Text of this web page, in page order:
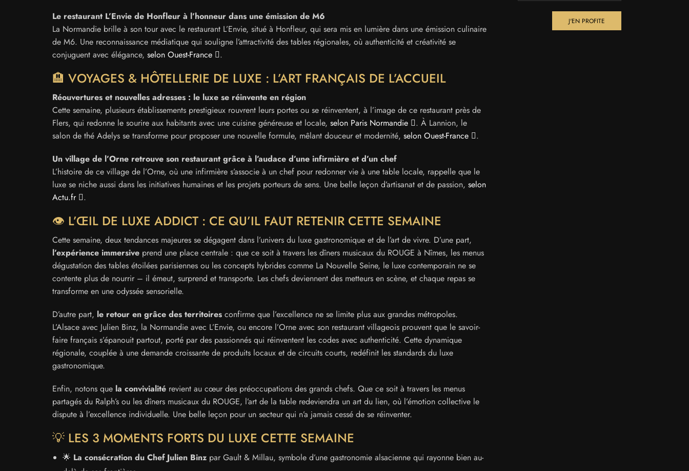
Le restaurant L’Envie de Honfleur à l’honneur dans une émission de M6
La Normandie brille à son tour avec le restaurant L’Envie, situé à Honfleur, qui sera mis en lumière dans une émission culinaire
de M6. Une reconnaissance médiatique qui souligne l’attractivité des tables régionales, où authenticité et créativité se
conjuguent avec élégance, selon Ouest-France .
🏨 VOYAGES & HÔTELLERIE DE LUXE : L’ART FRANÇAIS DE L’ACCUEIL
Réouvertures et nouvelles adresses : le luxe se réinvente en région
Cette semaine, plusieurs établissements prestigieux rouvrent leurs portes ou se réinventent, à l’image de ce restaurant près de
Flers, qui redonne le sourire aux habitants avec une cuisine généreuse et locale, selon Paris Normandie
. À Lannion, le
salon de thé Adelys se transforme pour proposer une nouvelle formule, mêlant douceur et modernité, selon Ouest-France
.
Un village de l’Orne retrouve son restaurant grâce à l’audace d’une infirmière et d’un chef
L’histoire de ce village de l’Orne, où une infirmière s’associe à un chef pour redonner vie à une table locale, rappelle que le
luxe se niche aussi dans les initiatives humaines et les projets porteurs de sens. Une belle leçon d’artisanat et de passion, selon
Actu.fr
.
👁️ L’ŒIL DE LUXE ADDICT : CE QU’IL FAUT RETENIR CETTE SEMAINE
Cette semaine, deux tendances majeures se dégagent dans l’univers du luxe gastronomique et de l’art de vivre. D’une part,
l’expérience immersive prend une place centrale : que ce soit à travers les dîners musicaux du ROUGE à Nîmes, les menus
dégustation des tables étoilées parisiennes ou les concepts hybrides comme La Nouvelle Seine, le luxe contemporain ne se
contente plus de nourrir – il émeut, surprend et transporte. Les chefs deviennent des metteurs en scène, et chaque repas se
transforme en une odyssée sensorielle.
D’autre part, le retour en grâce des territoires confirme que l’excellence ne se limite plus aux grandes métropoles.
L’Alsace avec Julien Binz, la Normandie avec L’Envie, ou encore l’Orne avec son restaurant villageois prouvent que le savoir-
faire français s’épanouit partout, porté par des passionnés qui réinventent les codes avec authenticité. Cette dynamique
régionale, couplée à une demande croissante de produits locaux et de circuits courts, redéfinit les standards du luxe
gastronomique.
Enfin, notons que la convivialité revient au cœur des préoccupations des grands chefs. Que ce soit à travers les menus
partagés du Ralph’s ou les dîners musicaux du ROUGE, l’art de la table redeviendra un art du lien, où l’émotion collective le
dispute à l’excellence individuelle. Une belle leçon pour un secteur qui n’a jamais cessé de se réinventer.
💡 LES 3 MOMENTS FORTS DU LUXE CETTE SEMAINE
🌟 La consécration du Chef Julien Binz par Gault & Millau, symbole d’une gastronomie alsacienne qui rayonne bien au-
J'EN PROFITE